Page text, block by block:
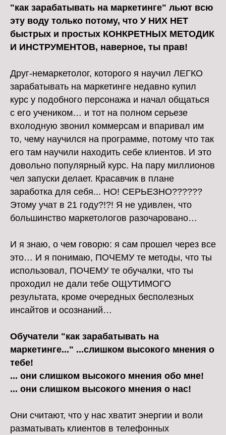
"как зарабатывать на маркетинге" льют всю
эту воду только потому, что У НИХ НЕТ
быстрых и простых КОНКРЕТНЫХ МЕТОДИК
И ИНСТРУМЕНТОВ, наверное, ты прав!
Друг-немаркетолог, которого я научил ЛЕГКО
зарабатывать на маркетинге недавно купил
курс у подобного персонажа и начал общаться
с его учеником… и тот на полном серьезе
вхолодную звонил коммерсам и впаривал им
то, чему научился на программе, потому что так
его там научили находить себе клиентов. И это
довольно популярный курс. На пару миллионов
чел запуски делает. Красавчик в плане
заработка для себя... НО! СЕРЬЕЗНО??????
Этому учат в 21 году?!?! Я не удивлен, что
большинство маркетологов разочаровано…
И я знаю, о чем говорю: я сам прошел через все
это… И я понимаю, ПОЧЕМУ те методы, что ты
использовал, ПОЧЕМУ те обучалки, что ты
проходил не дали тебе ОЩУТИМОГО
результата, кроме очередных бесполезных
инсайтов и осознаний…
Обучатели "как зарабатывать на
маркетинге..." ...слишком высокого мнения о
тебе!
... они слишком высокого мнения обо мне!
... они слишком высокого мнения о нас!
Они считают, что у нас хватит энергии и воли
разматывать клиентов в телефонных